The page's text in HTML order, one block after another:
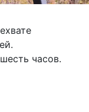
часов.